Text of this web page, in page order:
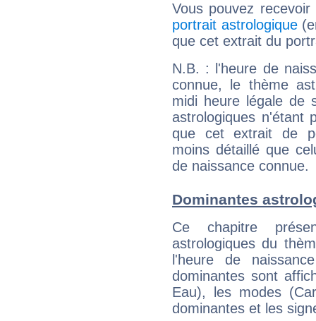
Vous pouvez
portrait astrologique
que cet extrait du
N.B. : l'heure de
connue, le thème
midi heure légale de
astrologiques n'étant
que cet extrait de
moins détaillé que
de naissance connue.
Dominantes
Ce chapitre
astrologiques du
l'heure de
dominantes sont
Eau), les modes
dominantes et les